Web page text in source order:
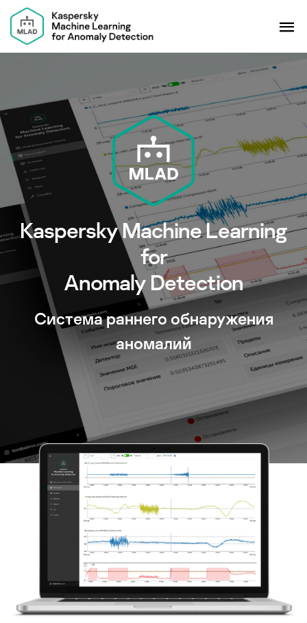
Kaspersky Machine Learning
for
Anomaly Detection
Система раннего обнаружения
аномалий